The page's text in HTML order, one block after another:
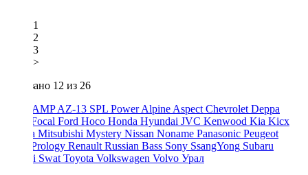
1
2
3
>
Показано 12 из 26
AMP AZ-13 SPL Power Alpine Aspect Chevrolet Deppa
Focal Ford Hoco Honda Hyundai JVC Kenwood Kia Kicx
Mazda Mitsubishi Mystery Nissan Noname Panasonic Peugeot
Prology Renault Russian Bass Sony SsangYong Subaru
Suzuki Swat Toyota Volkswagen Volvo Урал